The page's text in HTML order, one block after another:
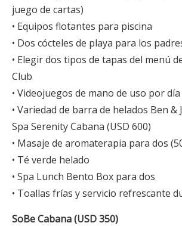
juego de cartas)
• Equipos flotantes para piscina
• Dos cócteles de playa para los
• Elegir dos tipos de tapas del menú
Club
• Videojuegos de mano de uso por día
• Variedad de barra de helados Ben &
Spa Serenity Cabana (USD 600)
• Masaje de aromaterapia para dos
• Té verde helado
• Spa Lunch Bento Box para dos
• Toallas frías y servicio refrescante
SoBe Cabana (USD 350)